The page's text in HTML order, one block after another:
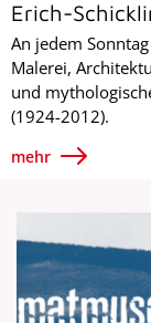
Erich-
An jedem
Malerei,
und
(1924-2012).
mehr